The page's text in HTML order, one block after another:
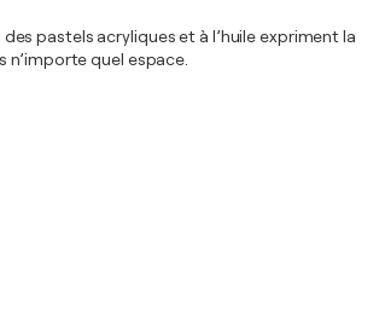
pastels acryliques et à l’huile expriment la
quel espace.